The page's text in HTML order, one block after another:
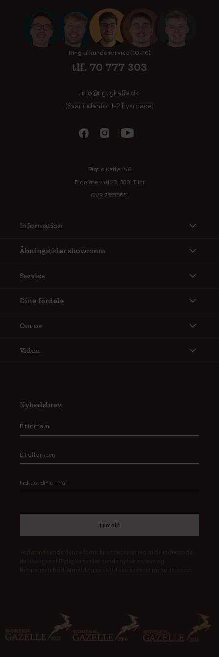
Ring til kundeservice (10-16)
tlf. 70 777 303
info@rigtigkaffe.dk
(Svar indenfor 1-2 hverdage)
Rigtig Kaffe A/S
Blomstervej 2B, 8381 Tilst
CVR 26556651
Information
Åbningstider showroom
Service
Dine fordele
Om os
Viden
Nyhedsbrev